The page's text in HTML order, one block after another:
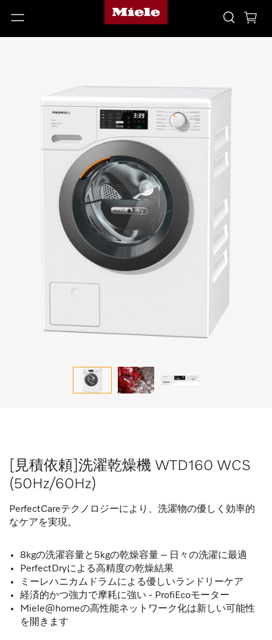
[見積依頼]洗濯乾燥機 WTD160 WCS
(50Hz/60Hz)
PerfectCareテクノロジーにより、洗濯物の優しく効率的
なケアを実現。
8kgの洗濯容量と5kgの乾燥容量 – 日々の洗濯に最適
PerfectDryによる高精度の乾燥結果
ミーレハニカムドラムによる優しいランドリーケア
経済的かつ強力で摩耗に強い - ProfiEcoモーター
Miele@homeの高性能ネットワーク化は新しい可能性
を開きます